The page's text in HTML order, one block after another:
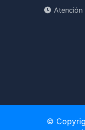
Atención
©